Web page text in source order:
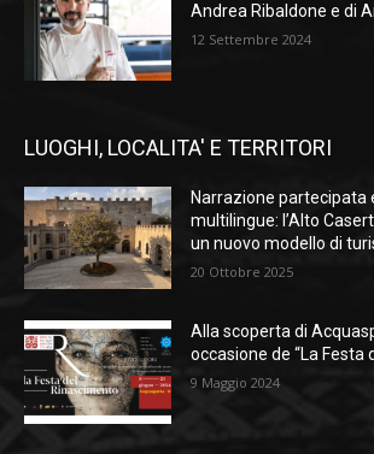
Andrea Ribaldone e di
12 Settembre 2024
LUOGHI, LOCALITA' E TERRITORI
Narrazione partecipata
multilingue: l’Alto
un nuovo modello di
20 Ottobre 2025
Alla scoperta di
occasione de “La Festa
9 Maggio 2024